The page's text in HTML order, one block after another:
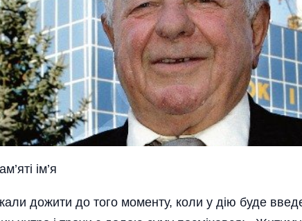
iм’я
дожити до того моменту, коли у дію буде